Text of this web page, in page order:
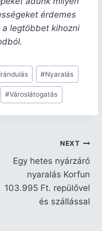
érdemes
legtöbbet kihozni
#Nyaralás
#Városlátogatás
NEXT
Egy hetes nyárzáró
nyaralás Korfun
103.995 Ft. repülővel
és szállással